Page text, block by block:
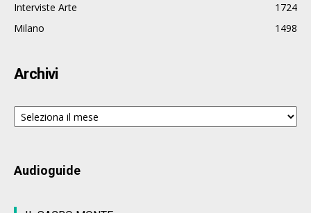
Interviste Arte
1724
Milano
1498
Archivi
Archivi
Audioguide